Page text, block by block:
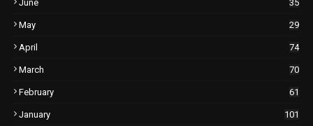
June 35
May 29
April 74
March 70
February 61
January 101